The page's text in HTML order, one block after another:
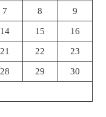
7 8 9
14 15 16
21 22 23
28 29 30